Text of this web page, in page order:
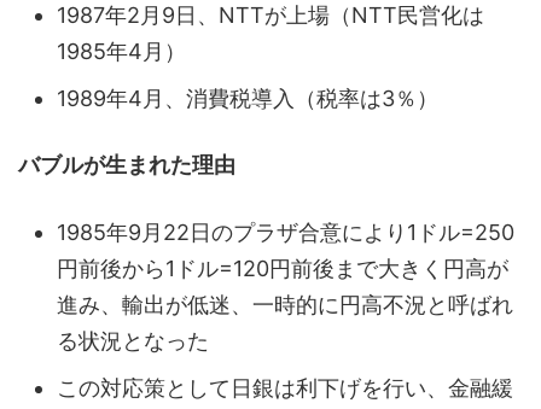
1987年2月9日、NTTが上場（NTT民営化は
1985年4月）
1989年4月、消費税導入（税率は3％）
バブルが生まれた理由
1985年9月22日のプラザ合意により1ドル=250
円前後から1ドル=120円前後まで大きく円高が
進み、輸出が低迷、一時的に円高不況と呼ばれ
る状況となった
この対応策として日銀は利下げを行い、金融緩